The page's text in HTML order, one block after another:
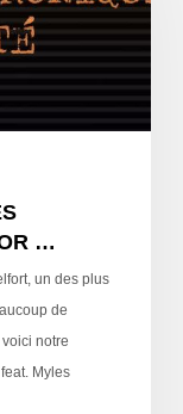
…
un des plus
de
notre
Myles